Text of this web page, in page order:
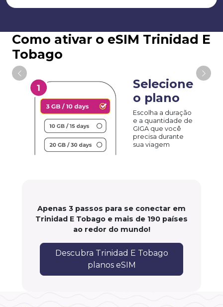
Como ativar o eSIM Trinidad E
Tobago
Selecione
o plano
Escolha a duração
e a quantidade de
GIGA que você
precisa durante
sua viagem
Apenas 3 passos para se conectar em
Trinidad E Tobago e mais de 190 países
ao redor do mundo!
Descubra Trinidad E Tobago
planos eSIM